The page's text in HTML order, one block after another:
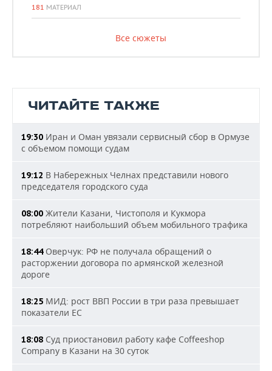
181 МАТЕРИАЛ
Все сюжеты
ЧИТАЙТЕ ТАКЖЕ
19:30 Иран и Оман увязали сервисный сбор в Ормузе
с объемом помощи судам
19:12 В Набережных Челнах представили нового
председателя городского суда
08:00 Жители Казани, Чистополя и Кукмора
потребляют наибольший объем мобильного трафика
18:44Оверчук: РФ не получала обращений о
расторжении договора по армянской железной
дороге
18:25 МИД: рост ВВП России в три раза превышает
показатели ЕС
18:08 Суд приостановил работу кафе Coffeeshop
Company в Казани на 30 суток